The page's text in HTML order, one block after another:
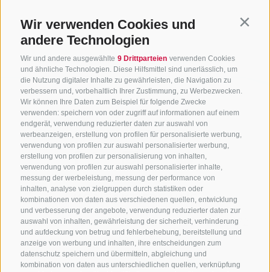
Wir verwenden Cookies und
andere Technologien
Wir und andere ausgewählte 9 Drittparteien verwenden Cookies
und ähnliche Technologien. Diese Hilfsmittel sind unerlässlich, um
die Nutzung digitaler Inhalte zu gewährleisten, die Navigation zu
verbessern und, vorbehaltlich Ihrer Zustimmung, zu Werbezwecken.
Wir können Ihre Daten zum Beispiel für folgende Zwecke
verwenden: speichern von oder zugriff auf informationen auf einem
endgerät, verwendung reduzierter daten zur auswahl von
werbeanzeigen, erstellung von profilen für personalisierte werbung,
verwendung von profilen zur auswahl personalisierter werbung,
erstellung von profilen zur personalisierung von inhalten,
verwendung von profilen zur auswahl personalisierter inhalte,
messung der werbeleistung, messung der performance von
inhalten, analyse von zielgruppen durch statistiken oder
kombinationen von daten aus verschiedenen quellen, entwicklung
und verbesserung der angebote, verwendung reduzierter daten zur
auswahl von inhalten, gewährleistung der sicherheit, verhinderung
und aufdeckung von betrug und fehlerbehebung, bereitstellung und
anzeige von werbung und inhalten, ihre entscheidungen zum
datenschutz speichern und übermitteln, abgleichung und
kombination von daten aus unterschiedlichen quellen, verknüpfung
KONTAKTIERE UNS
+39 0472 765325/+39 0472 760608/+39 0472
632372
info@sterzing-ratschings.it